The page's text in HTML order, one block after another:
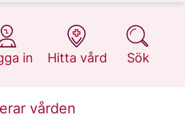
in
Hitta vård
på 1177.se
Sök
på 1177.se
vården